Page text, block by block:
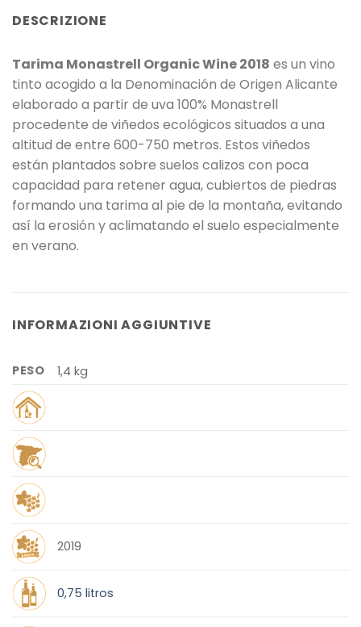
DESCRIZIONE
Tarima Monastrell Organic Wine 2018 es un vino
tinto acogido a la Denominación de Origen Alicante
elaborado a partir de uva 100% Monastrell
procedente de viñedos ecológicos situados a una
altitud de entre 600-750 metros. Estos viñedos
están plantados sobre suelos calizos con poca
capacidad para retener agua, cubiertos de piedras
formando una tarima al pie de la montaña, evitando
así la erosión y aclimatando el suelo especialmente
en verano.
INFORMAZIONI AGGIUNTIVE
PESO 1,4 kg
2019
0,75 litros